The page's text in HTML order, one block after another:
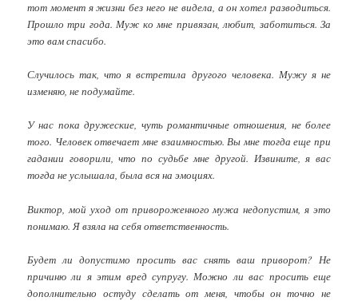
тот момент я жизни без него не видела, а он хотел разводиться.
Прошло три года. Муж ко мне привязан, любит, заботиться. За
это вам спасибо.
Случилось так, что я встретила другого человека. Мужу я не
изменяю, не подумайте.
У нас пока дружеские, чуть романтичные отношения, не более
того. Человек отвечает мне взаимностью. Вы мне тогда еще при
гадании говорили, что по судьбе мне другой. Извините, я вас
тогда не услышала, была вся на эмоциях.
Виктор, мой уход от привороженного мужа недопустим, я это
понимаю. Я взяла на себя ответственность.
Будет ли допустимо просить вас снять ваш приворот? Не
причиню ли я этим вред супругу. Можно ли вас просить еще
дополнительно остуду сделать от меня, чтобы он точно не